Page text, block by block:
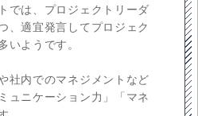
では、プロジェクトリーダ
、適宜発言してプロジェク
いようです。
社内でのマネジメントなど
ュニケーション力」「マネ